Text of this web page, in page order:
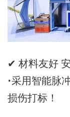
✔ 材料友好
•采用智能脉
损伤打标！